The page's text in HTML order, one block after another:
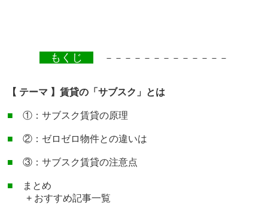
もくじ －－－－－－－－－－－－－
【 テーマ 】賃貸の「サブスク」とは
■ ①： サブスク賃貸の原理
■ ②： ゼロゼロ物件との違いは
■ ③：サブスク賃貸の注意点
■ まとめ
+ おすすめ記事一覧